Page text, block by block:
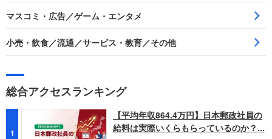
マスコミ・広告／ゲーム・エンタメ
小売・飲食／流通／サービス・教育／その他
総合アクセスランキング
1
【平均年収864.4万円】日本郵政社員の
給料は実際いくらもらっているのか？...